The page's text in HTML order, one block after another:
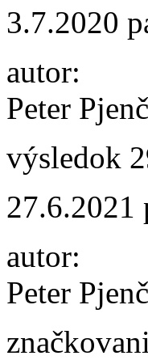
3.7.2020
autor:
Peter
výsledok
27.6.2021
autor:
Peter